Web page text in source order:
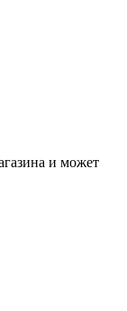
и может